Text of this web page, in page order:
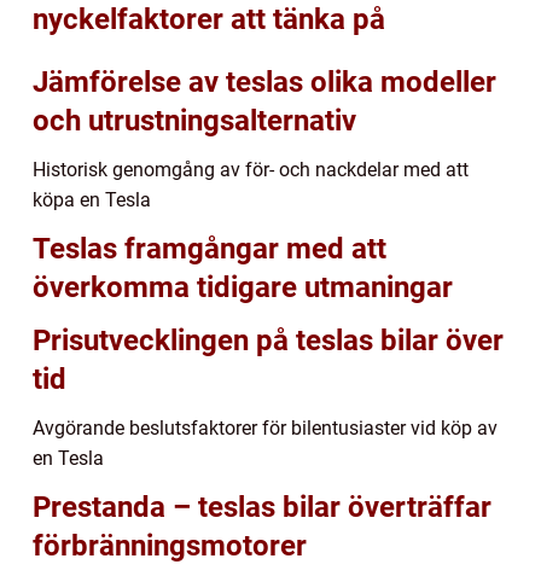
nyckelfaktorer att tänka på
Jämförelse av teslas olika modeller
och utrustningsalternativ
Historisk genomgång av för- och nackdelar med att
köpa en Tesla
Teslas framgångar med att
överkomma tidigare utmaningar
Prisutvecklingen på teslas bilar över
tid
Avgörande beslutsfaktorer för bilentusiaster vid köp av
en Tesla
Prestanda – teslas bilar överträffar
förbränningsmotorer